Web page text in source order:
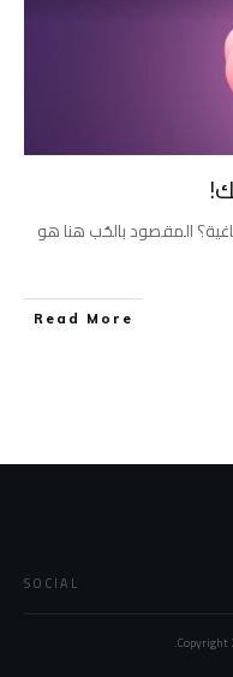
المقصود بالحُب هنا هو
Read More
SOCIAL
Copyright